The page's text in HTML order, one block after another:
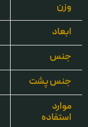
وزن
ابعاد
جنس
جنس پشت
موارد
استفاده